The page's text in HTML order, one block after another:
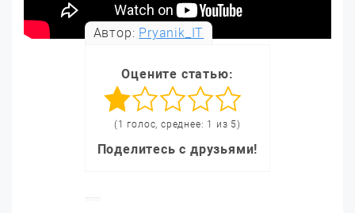
Автор: Pryanik_IT
Оцените статью:
(1 голос, среднее: 1 из 5)
Поделитесь с друзьями!